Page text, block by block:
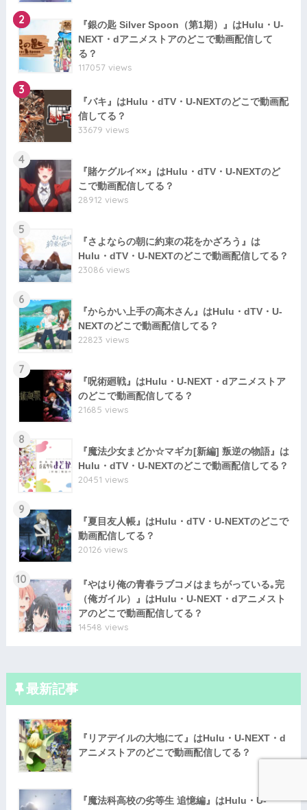
2
『銀の匙 Silver Spoon（第1期）』はHulu・U-
NEXT・dアニメストアのどこで動画配信して
る？
117057 views
3
『バキ』はHulu・dTV・U-NEXTのどこで動画配
信してる？
33679 views
4
『賭ケグルイ××』はHulu・dTV・U-NEXTのど
こで動画配信してる？
28912 views
5
『さよならの朝に約束の花をかざろう』は
Hulu・dTV・U-NEXTのどこで動画配信してる？
23086 views
6
『からかい上手の高木さん』はHulu・dTV・U-
NEXTのどこで動画配信してる？
22823 views
7
『呪術廻戦』はHulu・U-NEXT・dアニメストア
のどこで動画配信してる？
21685 views
8
『魔法少女まどか☆マギカ[新編] 叛逆の物語』は
Hulu・dTV・U-NEXTのどこで動画配信してる？
20451 views
9
『夏目友人帳』はHulu・dTV・U-NEXTのどこで
動画配信してる？
20126 views
10
『やはり俺の青春ラブコメはまちがっている｡完
（俺ガイル）』はHulu・U-NEXT・dアニメスト
アのどこで動画配信してる？
14548 views
最新記事
『リアデイルの大地にて』はHulu・U-NEXT・d
アニメストアのどこで動画配信してる？
『魔法科高校の劣等生 追憶編』はHulu・U-